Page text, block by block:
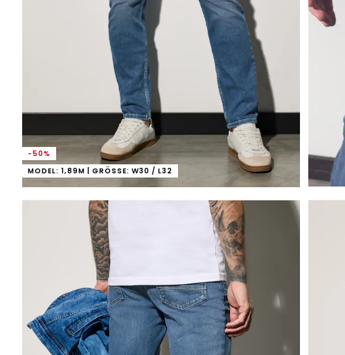
-50%
MODEL: 1,89M | GRÖSSE: W30 / L32